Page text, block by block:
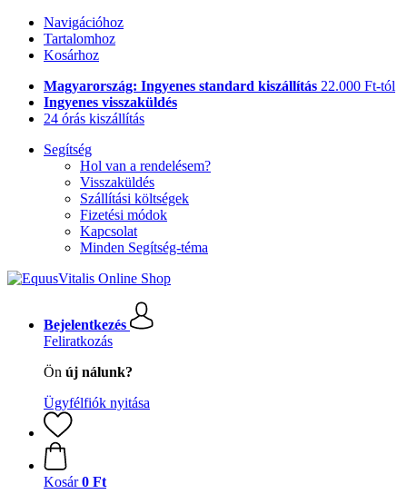
Navigációhoz
Tartalomhoz
Kosárhoz
Magyarország: Ingyenes standard kiszállítás 22.000 Ft-tól
Ingyenes visszaküldés
24 órás kiszállítás
Segítség
Hol van a rendelésem?
Visszaküldés
Szállítási költségek
Fizetési módok
Kapcsolat
Minden Segítség-téma
Bejelentkezés
Feliratkozás
Ön új nálunk?
Ügyfélfiók nyitása
Kosár 0 Ft